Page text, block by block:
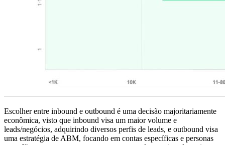
Escolher entre inbound e outbound é uma decisão majoritariamente
econômica, visto que inbound visa um maior volume e
leads/negócios, adquirindo diversos perfis de leads, e outbound visa
uma estratégia de ABM, focando em contas específicas e personas